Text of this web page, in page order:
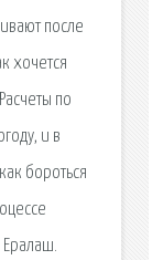
после
хочется
по
и в
бороться
Ералаш.